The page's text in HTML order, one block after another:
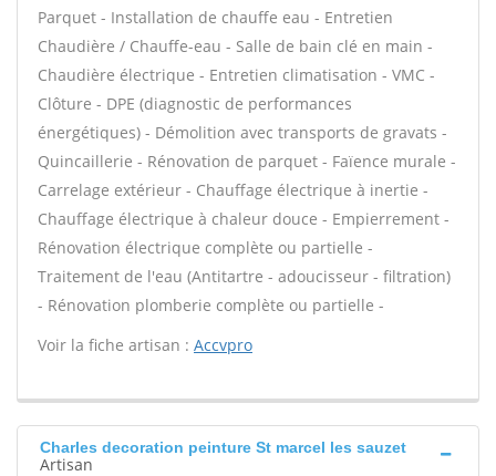
Parquet - Installation de chauffe eau - Entretien
Chaudière / Chauffe-eau - Salle de bain clé en main -
Chaudière électrique - Entretien climatisation - VMC -
Clôture - DPE (diagnostic de performances
énergétiques) - Démolition avec transports de gravats -
Quincaillerie - Rénovation de parquet - Faïence murale -
Carrelage extérieur - Chauffage électrique à inertie -
Chauffage électrique à chaleur douce - Empierrement -
Rénovation électrique complète ou partielle -
Traitement de l'eau (Antitartre - adoucisseur - filtration)
- Rénovation plomberie complète ou partielle -
Voir la fiche artisan : Accvpro
Charles decoration peinture St marcel les sauzet
Artisan